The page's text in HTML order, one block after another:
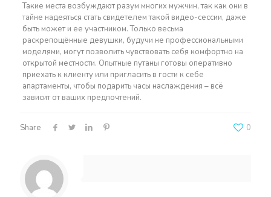
Такие места возбуждают разум многих мужчин, так как они в
тайне надеяться стать свидетелем такой видео-сессии, даже
быть может и ее участником. Только весьма
раскрепощённые девушки, будучи не профессиональными
моделями, могут позволить чувствовать себя комфортно на
открытой местности. Опытные путаны готовы оперативно
приехать к клиенту или пригласить в гости к себе
апартаменты, чтобы подарить часы наслаждения – всё
зависит от ваших предпочтений.
Share 0